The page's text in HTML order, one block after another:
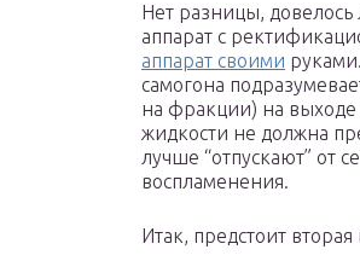
Нет разницы,
аппарат с
аппарат своими
самогона
на фракции) на выходе
жидкости не должна
лучше “отпускают” от
воспламенения.
Итак, предстоит